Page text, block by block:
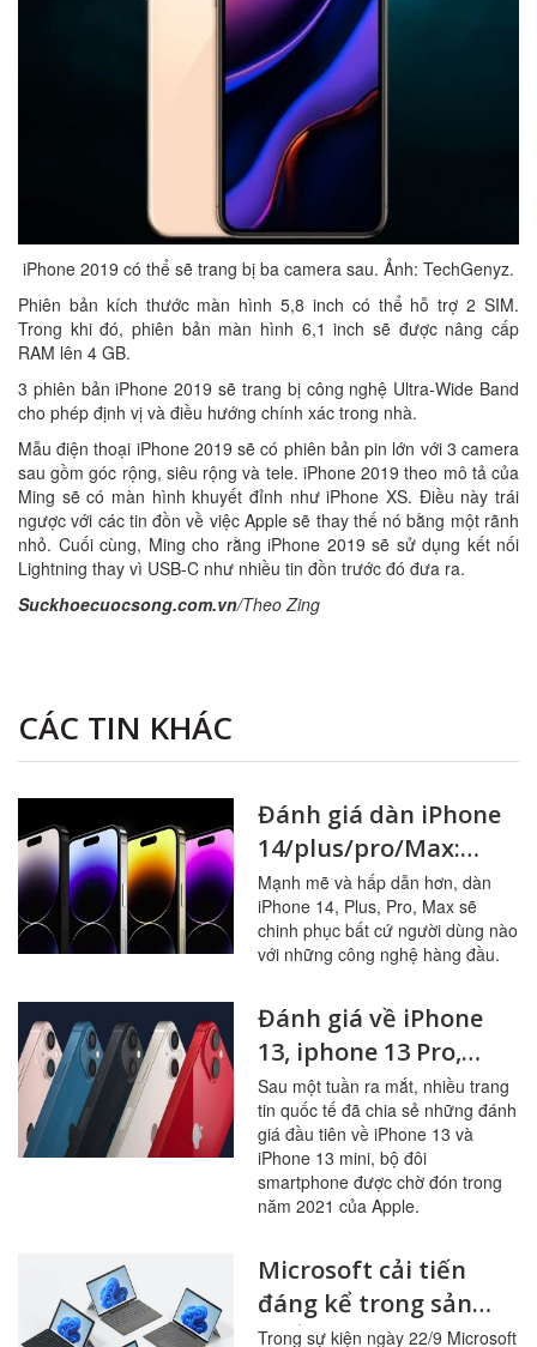
iPhone 2019 có thể sẽ trang bị ba camera sau. Ảnh: TechGenyz.
Phiên bản kích thước màn hình 5,8 inch có thể hỗ trợ 2 SIM.
Trong khi đó, phiên bản màn hình 6,1 inch sẽ được nâng cấp
RAM lên 4 GB.
3 phiên bản iPhone 2019 sẽ trang bị công nghệ Ultra-Wide Band
cho phép định vị và điều hướng chính xác trong nhà.
Mẫu điện thoại iPhone 2019 sẽ có phiên bản pin lớn với 3 camera
sau gồm góc rộng, siêu rộng và tele. iPhone 2019 theo mô tả của
Ming sẽ có màn hình khuyết đỉnh như iPhone XS. Điều này trái
ngược với các tin đồn về việc Apple sẽ thay thế nó bằng một rãnh
nhỏ. Cuối cùng, Ming cho rằng iPhone 2019 sẽ sử dụng kết nối
Lightning thay vì USB-C như nhiều tin đồn trước đó đưa ra.
Suckhoecuocsong.com.vn/Theo Zing
CÁC TIN KHÁC
Đánh giá dàn iPhone
14/plus/pro/Max:
Thiết kế, hiệu năng,
camera cùng nhiều
tính năng mới
Mạnh mẽ và hấp dẫn hơn, dàn
iPhone 14, Plus, Pro, Max sẽ
chinh phục bất cứ người dùng nào
với những công nghệ hàng đầu.
Đánh giá về iPhone
13, iphone 13 Pro,
iphone 13 Pro Max,
iphone13 mini với
những cải tiến đáng
nâng cấp vừa được
Apple ra mắt
Sau một tuần ra mắt, nhiều trang
tin quốc tế đã chia sẻ những đánh
giá đầu tiên về iPhone 13 và
iPhone 13 mini, bộ đôi
smartphone được chờ đón trong
năm 2021 của Apple.
Microsoft cải tiến
đáng kể trong sản
phẩm mới ra mắt
Trong sự kiện ngày 22/9 Microsoft